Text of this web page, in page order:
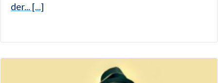
der... [...]